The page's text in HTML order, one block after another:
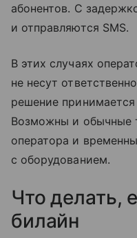
абонентов. С
и отправляются SMS.
В этих случаях
не несут
решение принимается
Возможны и обычные
оператора и
с оборудованием.
Что делать,
билайн